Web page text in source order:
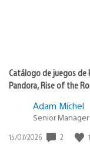
Catálogo de juegos de
Pandora, Rise of the
Adam Michel
Senior
Fecha
15/07/2026 2